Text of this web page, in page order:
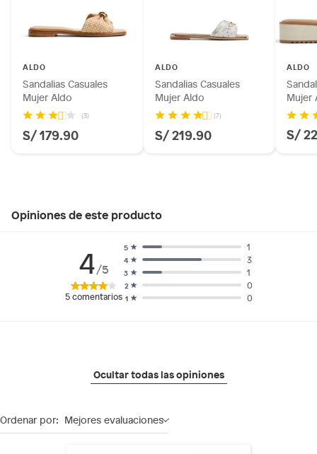
ALDO
Sandalias Casuales
Mujer Aldo
(3)
S/ 179.90
ALDO
Sandalias Casuales
Mujer Aldo
(7)
S/ 219.90
ALDO
Mujer
S/
Opiniones de este producto
4/5
5 comentarios 1 0
2 0
3 1
4 3
5 1
Ocultar todas las opiniones
Ordenar por: Mejores evaluaciones